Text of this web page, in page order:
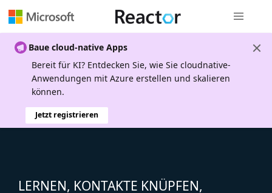
Baue cloud-native Apps
Bereit für KI? Entdecken Sie, wie Sie cloudnative-
Anwendungen mit Azure erstellen und skalieren
können.
Jetzt registrieren
LERNEN, KONTAKTE KNÜPFEN,